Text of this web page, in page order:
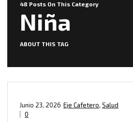
48 Posts On This Category
Niña
ABOUT THIS TAG
Eje Cafetero, Salud
Junio 23, 2026
0